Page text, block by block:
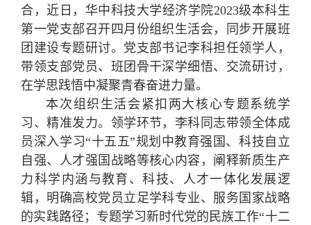
合，近日，华中科技大学经济学院2023级本科生
第一党支部召开四月份组织生活会，同步开展班
团建设专题研讨。党支部书记李科担任领学人，
带领支部党员、班团骨干深学细悟、交流研讨，
在学思践悟中凝聚青春奋进力量。
本次组织生活会紧扣两大核心专题系统学
习、精准发力。领学环节，李科同志带领全体成
员深入学习“十五五”规划中教育强国、科技自立
自强、人才强国战略等核心内容，阐释新质生产
力科学内涵与教育、科技、人才一体化发展逻
辑，明确高校党员立足学科专业、服务国家战略
的实践路径；专题学习新时代党的民族工作“十二